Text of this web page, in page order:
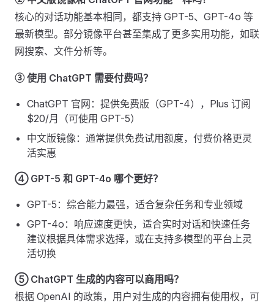
核心的对话功能基本相同，都支持 GPT-5、GPT-4o 等
最新模型。部分镜像平台甚至集成了更多实用功能，如联
网搜索、文件分析等。
③ 使用 ChatGPT 需要付费吗？
ChatGPT 官网：提供免费版（GPT-4），Plus 订阅
$20/月（可使用 GPT-5）
中文版镜像：通常提供免费试用额度，付费价格更灵
活实惠
④ GPT-5 和 GPT-4o 哪个更好？
GPT-5：综合能力最强，适合复杂任务和专业领域
GPT-4o：响应速度更快，适合实时对话和快速任务
建议根据具体需求选择，或在支持多模型的平台上灵
活切换
⑤ ChatGPT 生成的内容可以商用吗？
根据 OpenAI 的政策，用户对生成的内容拥有使用权，可